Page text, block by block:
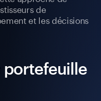
de
et les décisions
portefeuille